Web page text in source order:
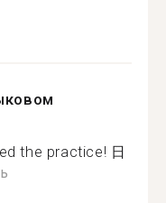
the practice! 日